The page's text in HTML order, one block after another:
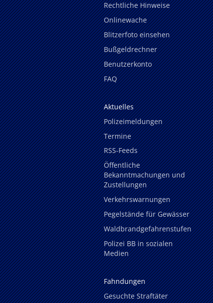
Rechtliche Hinweise
Onlinewache
Blitzerfoto einsehen
Bußgeldrechner
Benutzerkonto
FAQ
Aktuelles
Polizeimeldungen
Termine
RSS-Feeds
Öffentliche
Bekanntmachungen und
Zustellungen
Verkehrswarnungen
Pegelstände für Gewässer
Waldbrandgefahrenstufen
Polizei BB in sozialen
Medien
Fahndungen
Gesuchte Straftäter